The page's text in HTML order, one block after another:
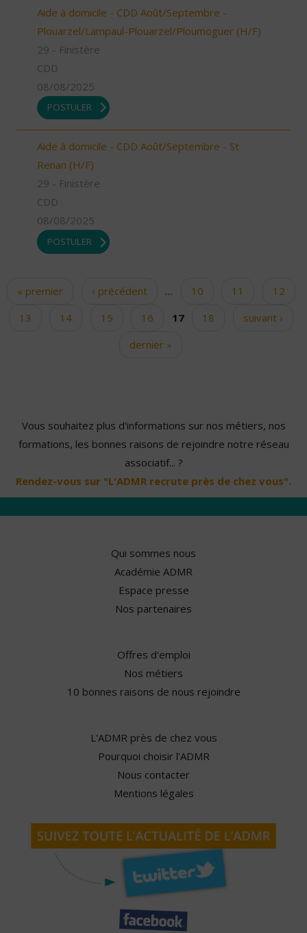
Aide à domicile - CDD Août/Septembre -
Plouarzel/Lampaul-Plouarzel/Ploumoguer (H/F)
29 - Finistère
CDD
08/08/2025
POSTULER
Aide à domicile - CDD Août/Septembre - St
Renan (H/F)
29 - Finistère
CDD
08/08/2025
POSTULER
Pages
« premier ‹ précédent … 10 11
12
13
14 15 16 17 18
suivant ›
dernier »
Vous souhaitez plus d'informations sur nos métiers, nos
formations, les bonnes raisons de rejoindre notre réseau
associatif... ?
Rendez-vous sur "L'ADMR recrute près de chez vous".
Qui sommes nous
Académie ADMR
Espace presse
Nos partenaires
Offres d'emploi
Nos métiers
10 bonnes raisons de nous rejoindre
L'ADMR près de chez vous
Pourquoi choisir l'ADMR
Nous contacter
Mentions légales